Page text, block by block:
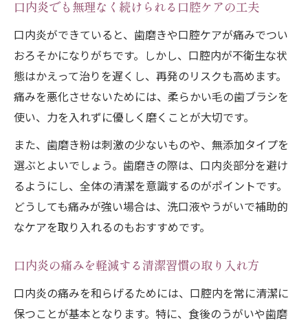
口内炎でも無理なく続けられる口腔ケアの工夫
口内炎ができていると、歯磨きや口腔ケアが痛みでつい
おろそかになりがちです。しかし、口腔内が不衛生な状
態はかえって治りを遅くし、再発のリスクも高めます。
痛みを悪化させないためには、柔らかい毛の歯ブラシを
使い、力を入れずに優しく磨くことが大切です。
また、歯磨き粉は刺激の少ないものや、無添加タイプを
選ぶとよいでしょう。歯磨きの際は、口内炎部分を避け
るようにし、全体の清潔を意識するのがポイントです。
どうしても痛みが強い場合は、洗口液やうがいで補助的
なケアを取り入れるのもおすすめです。
口内炎の痛みを軽減する清潔習慣の取り入れ方
口内炎の痛みを和らげるためには、口腔内を常に清潔に
保つことが基本となります。特に、食後のうがいや歯磨